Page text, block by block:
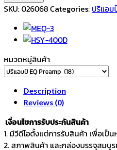
แอมป์
โปร่ง
EQ
HSY-
400G
quantity
SKU:026068Categories: ปรีแอม
หมวดหมู่สินค้า
Description
Reviews (0)
เงื่อนไขการรับประกันสินค้า
1. มีวีดีโอตั้งแต่การรับสินค้า เพื่อเ
2. สภาพสินค้า และกล่องบรรจุสม